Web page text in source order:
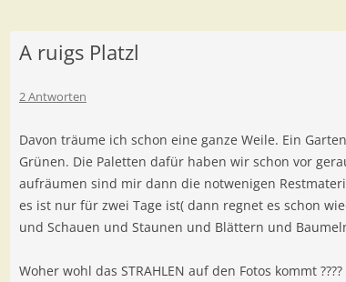
A ruigs Platzl
2 Antworten
Davon träume ich schon eine ganze Weile. Ein
Grünen. Die Paletten dafür haben wir schon vor
aufräumen sind mir dann die notwenigen
es ist nur für zwei Tage ist( dann regnet es schon
und Schauen und Staunen und Blättern und
Woher wohl das STRAHLEN auf den Fotos kommt ????